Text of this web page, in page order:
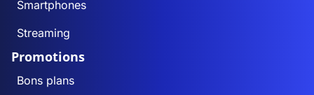
Smartphones
Streaming
Promotions
Bons plans